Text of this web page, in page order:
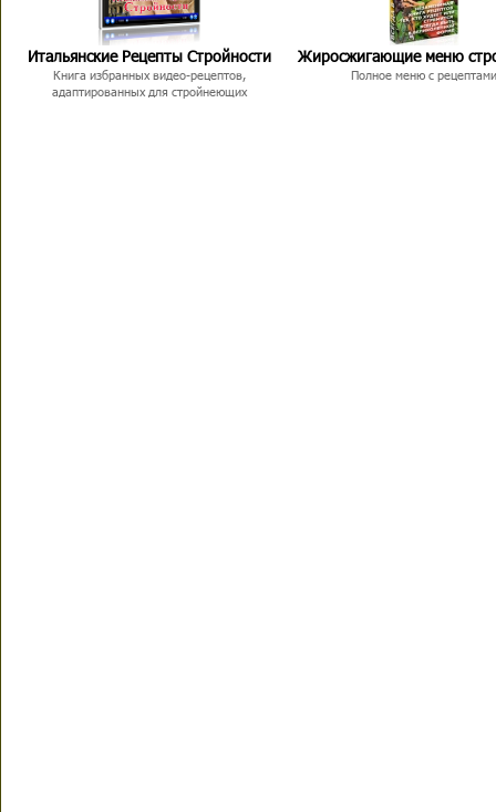
Итальянские Рецепты Стройности
Книга избранных видео-рецептов,
адаптированных для стройнеющих
Жиросжигающие меню
Полное меню с рецептами